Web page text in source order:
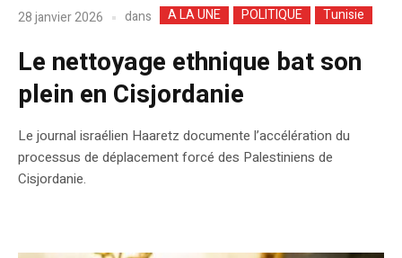
28 janvier 2026 dans A LA UNE POLITIQUE Tunisie
Le nettoyage ethnique bat son
plein en Cisjordanie
Le journal israélien Haaretz documente l’accélération du
processus de déplacement forcé des Palestiniens de
Cisjordanie.